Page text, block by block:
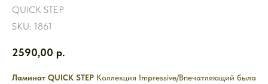
QUICK STEP
SKU: 1861
2590,00 р.
Ламинат QUICK STEP Коллекция Impressive/Впечатляющий была